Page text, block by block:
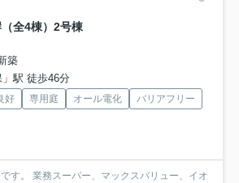
全4棟）2号棟
築
駅 徒歩46分
好 専用庭 オール電化
バリアフリー
す。 業務スーパー、マックスバリュー、イオ